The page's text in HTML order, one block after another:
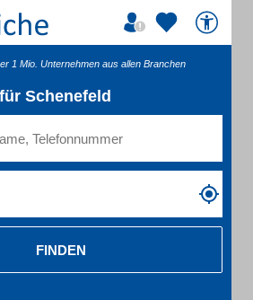
1 Mio. Unternehmen aus allen Branchen
Schenefeld
FINDEN